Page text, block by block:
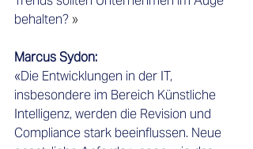
behalten? »
Marcus Sydon:
«Die Entwicklungen in der IT,
insbesondere im Bereich Künstliche
Intelligenz, werden die Revision und
Compliance stark beeinflussen. Neue